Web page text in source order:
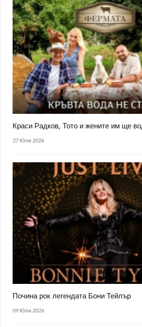
Краси Радков, Тото и жените им ще
27 Юли 2026
Почина рок легендата Бони Тейлър
09 Юли 2026